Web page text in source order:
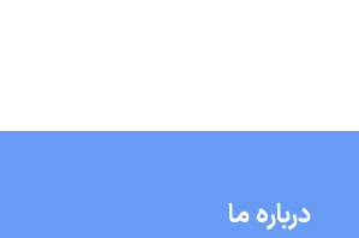
درباره ما